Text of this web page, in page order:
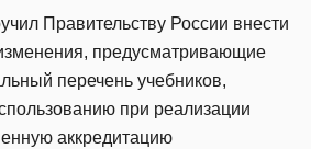
Правительству России внести
предусматривающие
перечень учебников,
при реализации
аккредитацию